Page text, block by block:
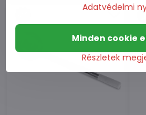
Adatvédelmi
Részletek
Minden cookie